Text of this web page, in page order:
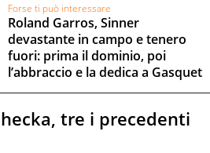
Forse ti può interessare
Roland Garros, Sinner
devastante in campo e tenero
fuori: prima il dominio, poi
l’abbraccio e la dedica a Gasquet
tre i precedenti